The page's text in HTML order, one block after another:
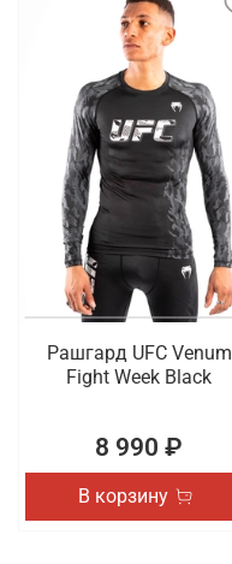
Рашгард UFC Venum
Fight Week Black
8 990 ₽
В корзину